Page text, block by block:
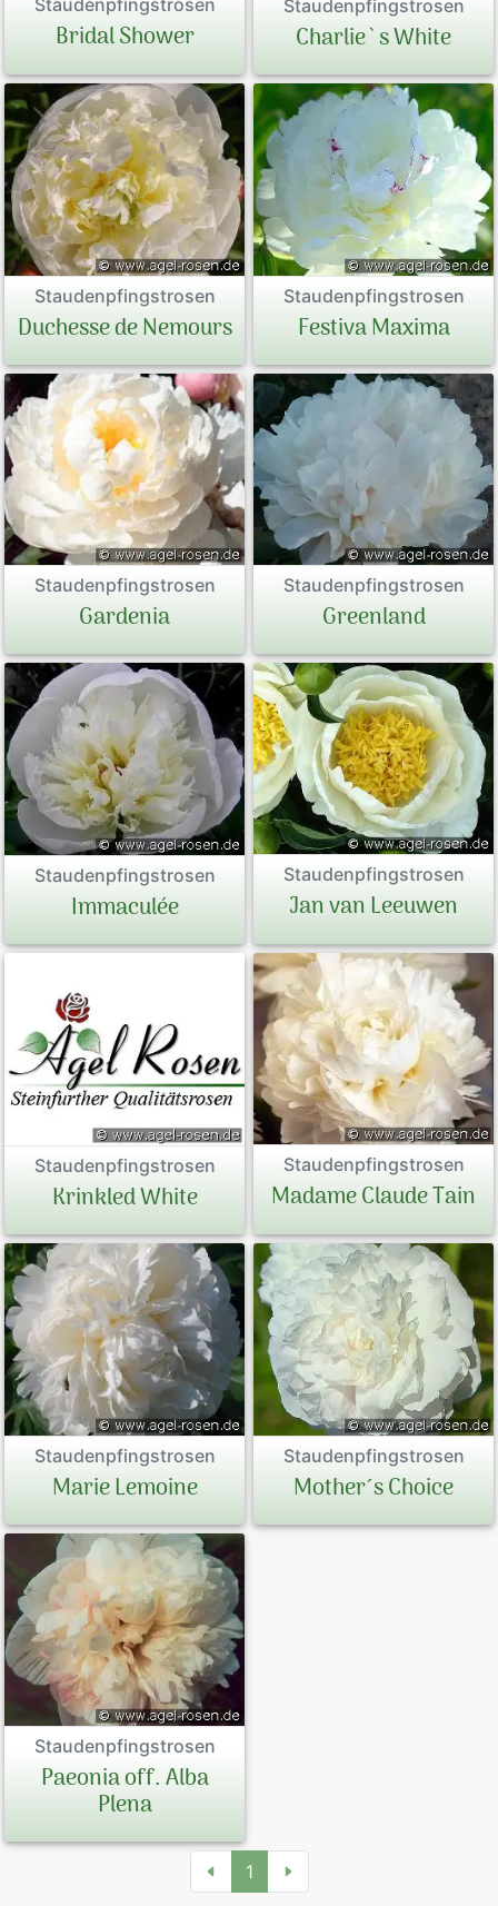
Staudenpfingstrosen
Bridal Shower
Staudenpfingstrosen
Charlie`s White
Staudenpfingstrosen
Duchesse de Nemours
Staudenpfingstrosen
Festiva Maxima
Staudenpfingstrosen
Gardenia
Staudenpfingstrosen
Greenland
Staudenpfingstrosen
Immaculée
Staudenpfingstrosen
Jan van Leeuwen
Staudenpfingstrosen
Krinkled White
Staudenpfingstrosen
Madame Claude Tain
Staudenpfingstrosen
Marie Lemoine
Staudenpfingstrosen
Mother´s Choice
Staudenpfingstrosen
Paeonia off. Alba
Plena
1